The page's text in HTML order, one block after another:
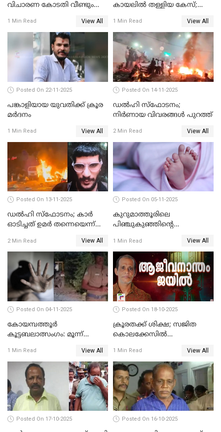
വിചാരണ കോടതി വീണ്ടും
1 Min Read View All
കായലില്‍ തള്ളിയ കേസ്;
1 Min Read View All
Posted On 22-11-2025
പങ്കാളിയായ യുവതിക്ക് ക്രൂര
മര്‍ദനം
1 Min Read View All
Posted On 14-11-2025
ഡല്‍ഹി സ്‌ഫോടനം;
നിര്‍ണായ വിവരങ്ങള്‍ പുറത്ത്
2 Min Read View All
Posted On 13-11-2025
ഡല്‍ഹി സ്‌ഫോടനം; കാര്‍
ഓടിച്ചത് ഉമര്‍ തന്നെയെന്ന്
പരിശോധനാഫലം
2 Min Read View All
Posted On 05-11-2025
കുറുമാത്തൂരിലെ
പിഞ്ചുകുഞ്ഞിന്റെ
അറസ്റ്റില്‍
1 Min Read View All
Posted On 04-11-2025
കോയമ്പത്തൂർ
കൂട്ടബലാത്സംഗം: മൂന്ന്
1 Min Read View All
Posted On 18-10-2025
ക്രൂരതക്ക് ശിക്ഷ; സജിത
കൊലക്കേസില്‍
ഇരട്ടജീവപര്യന്തം
1 Min Read View All
Posted On 17-10-2025 Posted On 16-10-2025